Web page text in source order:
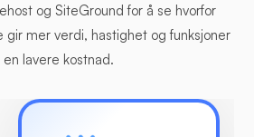
og SiteGround for å se hvorfor
gir mer verdi, hastighet og funksjoner
en lavere kostnad.